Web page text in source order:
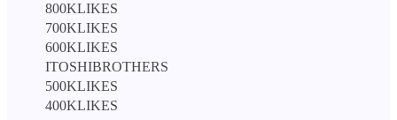
800KLIKES
700KLIKES
600KLIKES
ITOSHIBROTHERS
500KLIKES
400KLIKES